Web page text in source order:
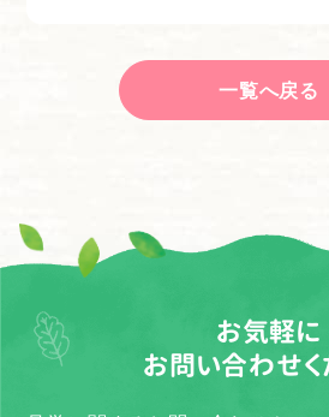
一覧へ戻る
お気軽に
お問い合わせく